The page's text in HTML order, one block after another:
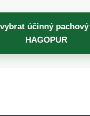
účinný
HAGOPUR